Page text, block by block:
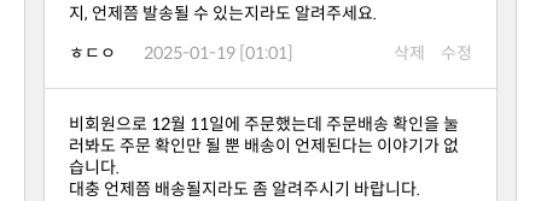
지, 언제쯤 발송될 수 있는지라도 알려주세요.
ㅎㄷㅇ
2025-01-19 [01:01] 삭제 수정
습니다.
대충 언제쯤 배송될지라도 좀 알려주시기 바랍니다.